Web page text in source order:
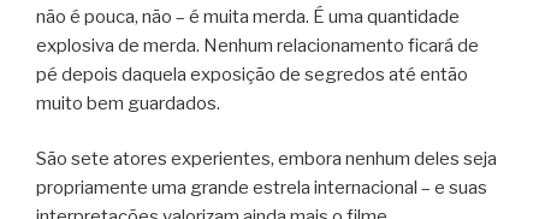
não é pouca, não – é muita merda. É uma quantidade
explosiva de merda. Nenhum relacionamento ficará de
pé depois daquela exposição de segredos até então
muito bem guardados.
São sete atores experientes, embora nenhum deles seja
propriamente uma grande estrela internacional – e suas